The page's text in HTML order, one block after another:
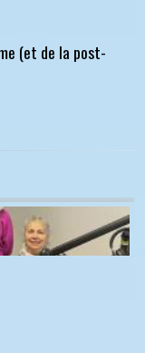
(et de la post-